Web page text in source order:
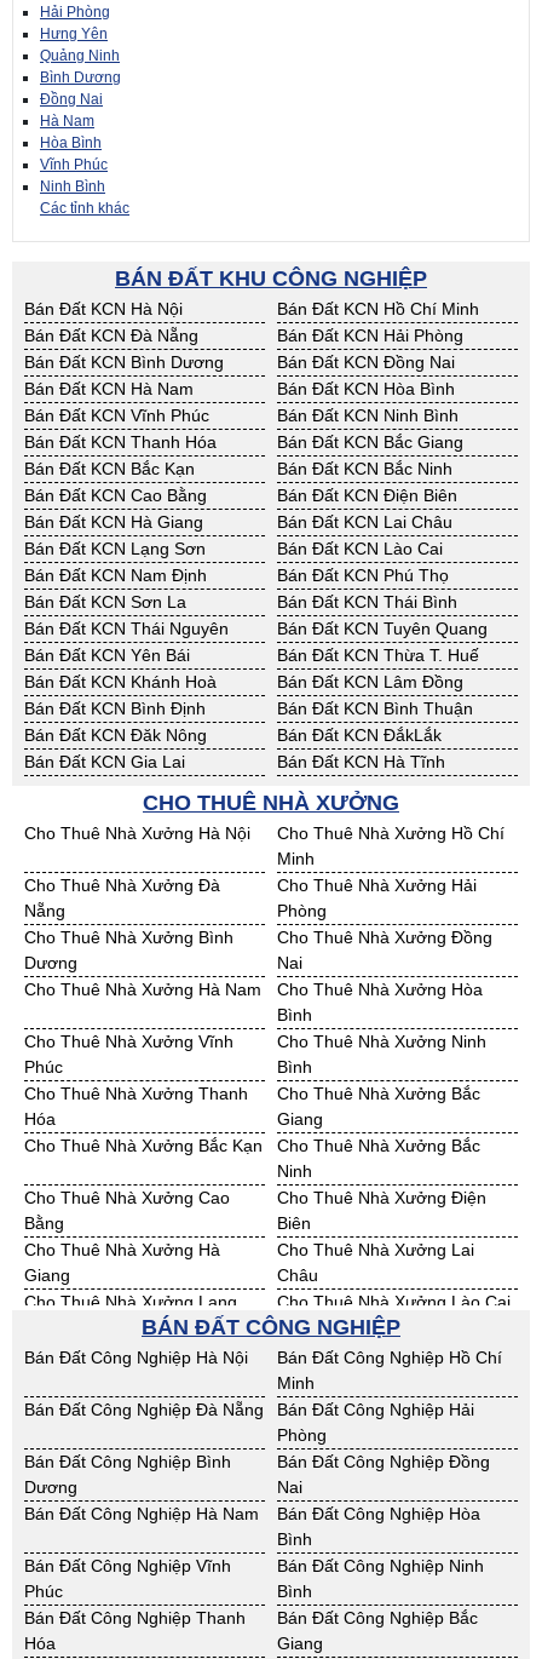
Hải Phòng
Hưng Yên
Quảng Ninh
Bình Dương
Đồng Nai
Hà Nam
Hòa Bình
Vĩnh Phúc
Ninh Bình
Các tỉnh khác
BÁN ĐẤT KHU CÔNG NGHIỆP
Bán Đất KCN Hà Nội
Bán Đất KCN Hồ Chí Minh
Bán Đất KCN Đà Nẵng
Bán Đất KCN Hải Phòng
Bán Đất KCN Bình Dương
Bán Đất KCN Đồng Nai
Bán Đất KCN Hà Nam
Bán Đất KCN Hòa Bình
Bán Đất KCN Vĩnh Phúc
Bán Đất KCN Ninh Bình
Bán Đất KCN Thanh Hóa
Bán Đất KCN Bắc Giang
Bán Đất KCN Bắc Kạn
Bán Đất KCN Bắc Ninh
Bán Đất KCN Cao Bằng
Bán Đất KCN Điện Biên
Bán Đất KCN Hà Giang
Bán Đất KCN Lai Châu
Bán Đất KCN Lạng Sơn
Bán Đất KCN Lào Cai
Bán Đất KCN Nam Định
Bán Đất KCN Phú Thọ
Bán Đất KCN Sơn La
Bán Đất KCN Thái Bình
Bán Đất KCN Thái Nguyên
Bán Đất KCN Tuyên Quang
Bán Đất KCN Yên Bái
Bán Đất KCN Thừa T. Huế
Bán Đất KCN Khánh Hoà
Bán Đất KCN Lâm Đồng
Bán Đất KCN Bình Định
Bán Đất KCN Bình Thuận
Bán Đất KCN Đăk Nông
Bán Đất KCN ĐắkLắk
Bán Đất KCN Gia Lai
Bán Đất KCN Hà Tĩnh
Bán Đất KCN Nghệ An
Bán Đất KCN Ninh Thuận
Bán Đất KCN Phú Yên
Bán Đất KCN Quảng Bình
Bán Đất KCN Quảng Nam
Bán Đất KCN Quảng Ngãi
Bán Đất KCN Bà Rịa - VT
Bán Đất KCN Cần Thơ
Bán Đất KCN An Giang
Bán Đất KCN Bạc Liêu
Bán Đất KCN Bến Tre
Bán Đất KCN Bình Phước
Bán Đất KCN Cà Mau
Bán Đất KCN Đồng Tháp
Bán Đất KCN Hậu Giang
Bán Đất KCN Kiên Giang
Bán Đất KCN Long An
Bán Đất KCN Sóc Trăng
Bán Đất KCN Tây Ninh
Bán Đất KCN Tiền Giang
Bán Đất KCN Trà Vinh
Bán Đất KCN Vĩnh Long
Bán Đất KCN Hải Dương
Bán Đất KCN Hưng Yên
Bán Đất KCN Quảng Ninh
CHO THUÊ NHÀ XƯỞNG
Cho Thuê Nhà Xưởng Hà Nội
Cho Thuê Nhà Xưởng Hồ Chí
Minh
Cho Thuê Nhà Xưởng Đà
Nẵng
Cho Thuê Nhà Xưởng Hải
Phòng
Cho Thuê Nhà Xưởng Bình
Dương
Cho Thuê Nhà Xưởng Đồng
Nai
Cho Thuê Nhà Xưởng Hà Nam
Cho Thuê Nhà Xưởng Hòa
Bình
Cho Thuê Nhà Xưởng Vĩnh
Phúc
Cho Thuê Nhà Xưởng Ninh
Bình
Cho Thuê Nhà Xưởng Thanh
Hóa
Cho Thuê Nhà Xưởng Bắc
Giang
Cho Thuê Nhà Xưởng Bắc Kạn
Cho Thuê Nhà Xưởng Bắc
Ninh
Cho Thuê Nhà Xưởng Cao
Bằng
Cho Thuê Nhà Xưởng Điện
Biên
Cho Thuê Nhà Xưởng Hà
Giang
Cho Thuê Nhà Xưởng Lai
Châu
Cho Thuê Nhà Xưởng Lạng
Cho Thuê Nhà Xưởng Lào Cai
Cho Thuê Nhà Xưởng Nam
Cho Thuê Nhà Xưởng Phú Thọ
Cho Thuê Nhà Xưởng Sơn La
Cho Thuê Nhà Xưởng Thái
Bình
Cho Thuê Nhà Xưởng Thái
Nguyên
Cho Thuê Nhà Xưởng Tuyên
Quang
Cho Thuê Nhà Xưởng Yên Bái
Cho Thuê Nhà Xưởng Thừa T.
Huế
Cho Thuê Nhà Xưởng Khánh
Hoà
Cho Thuê Nhà Xưởng Lâm
Đồng
Cho Thuê Nhà Xưởng Bình
Định
Cho Thuê Nhà Xưởng Bình
Thuận
BÁN ĐẤT CÔNG NGHIỆP
Bán Đất Công Nghiệp Hà Nội
Bán Đất Công Nghiệp Hồ Chí
Minh
Bán Đất Công Nghiệp Đà Nẵng
Bán Đất Công Nghiệp Hải
Phòng
Bán Đất Công Nghiệp Bình
Dương
Bán Đất Công Nghiệp Đồng
Nai
Bán Đất Công Nghiệp Hà Nam
Bán Đất Công Nghiệp Hòa
Bình
Bán Đất Công Nghiệp Vĩnh
Phúc
Bán Đất Công Nghiệp Ninh
Bình
Bán Đất Công Nghiệp Thanh
Hóa
Bán Đất Công Nghiệp Bắc
Giang